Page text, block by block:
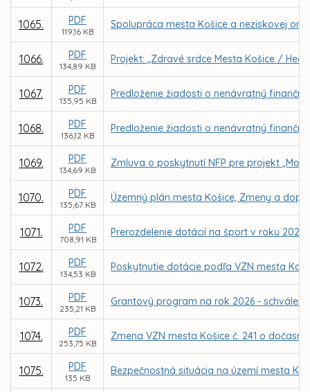
1065. PDF
119,16 KB
Spolupráca mesta Košice a neziskovej
1066. PDF
134,89 KB
Projekt: „Zdravé srdce Mesta Košice /
1067. PDF
135,95 KB
Predloženie žiadosti o nenávratný
1068. PDF
136,12 KB
Predloženie žiadosti o nenávratný
1069. PDF
134,69 KB
Zmluva o poskytnutí NFP pre projekt
1070. PDF
135,67 KB
Územný plán mesta Košice, Zmeny a
1071. PDF
708,91 KB
Prerozdelenie dotácií na šport v roku 2026
1072. PDF
134,53 KB
Poskytnutie dotácie podľa VZN mesta
1073. PDF
235,21 KB
Grantový program na rok 2026 -
1074. PDF
253,75 KB
Zmena VZN mesta Košice č. 241 o
1075. PDF
135 KB
Bezpečnostná situácia na území mesta